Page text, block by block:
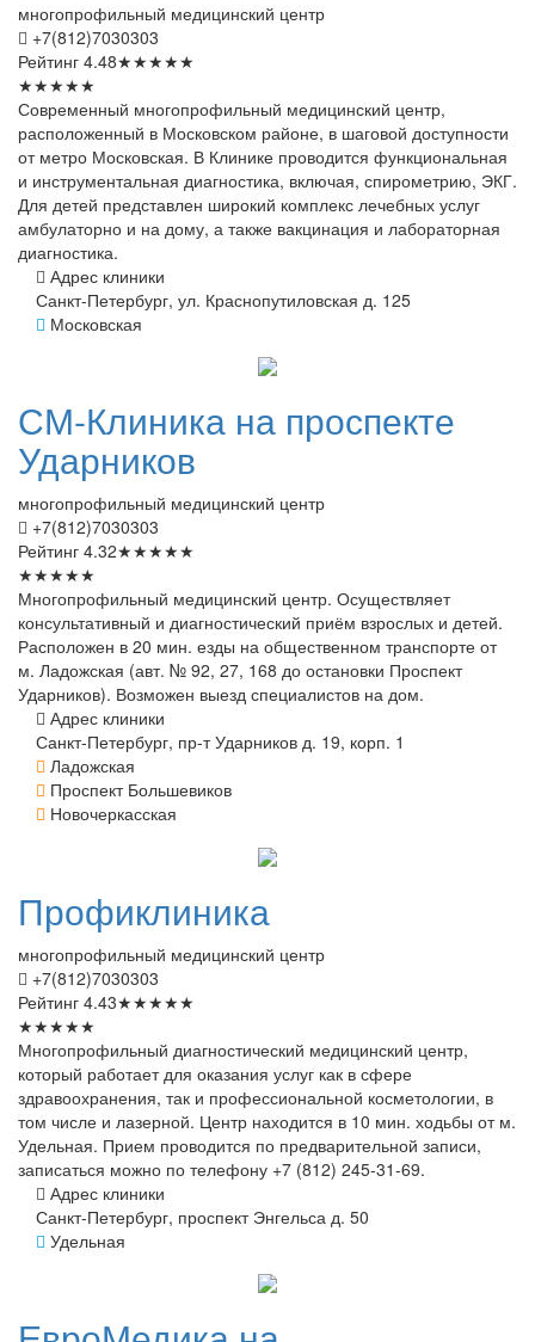
многопрофильный медицинский центр
+7(812)7030303
Рейтинг 4.48★★★★★
★★★★★
Современный многопрофильный медицинский центр,
расположенный в Московском районе, в шаговой доступности
от метро Московская. В Клинике проводится функциональная
и инструментальная диагностика, включая, спирометрию, ЭКГ.
Для детей представлен широкий комплекс лечебных услуг
амбулаторно и на дому, а также вакцинация и лабораторная
диагностика.
Адрес клиники
Санкт-Петербург, ул. Краснопутиловская д. 125
Московская
СМ-Клиника на проспекте
Ударников
многопрофильный медицинский центр
+7(812)7030303
Рейтинг 4.32★★★★★
★★★★★
Многопрофильный медицинский центр. Осуществляет
консультативный и диагностический приём взрослых и детей.
Расположен в 20 мин. езды на общественном транспорте от
м. Ладожская (авт. № 92, 27, 168 до остановки Проспект
Ударников). Возможен выезд специалистов на дом.
Адрес клиники
Санкт-Петербург, пр-т Ударников д. 19, корп. 1
Ладожская
Проспект Большевиков
Новочеркасская
Профиклиника
многопрофильный медицинский центр
+7(812)7030303
Рейтинг 4.43★★★★★
★★★★★
Многопрофильный диагностический медицинский центр,
который работает для оказания услуг как в сфере
здравоохранения, так и профессиональной косметологии, в
том числе и лазерной. Центр находится в 10 мин. ходьбы от м.
Удельная. Прием проводится по предварительной записи,
записаться можно по телефону +7 (812) 245-31-69.
Адрес клиники
Санкт-Петербург, проспект Энгельса д. 50
Удельная